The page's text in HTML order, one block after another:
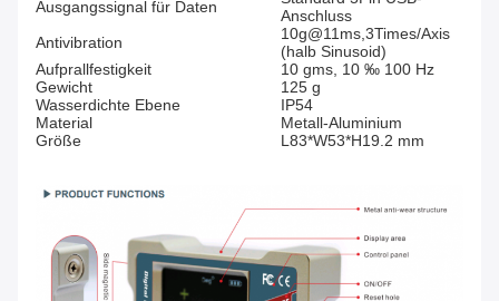
Ausgangssignal für Daten
Anschluss
Antivibration
10g@11ms,3Times/Axis
(halb Sinusoid)
Aufprallfestigkeit
10 gms, 10 ‰ 100 Hz
Gewicht
125 g
Wasserdichte Ebene
IP54
Material
Metall-Aluminium
Größe
L83*W53*H19.2 mm